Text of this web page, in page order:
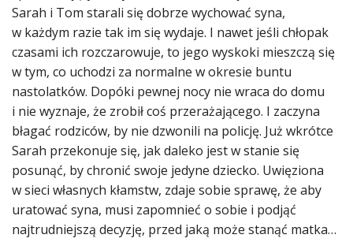
Sarah i Tom starali się dobrze wychować syna,
w każdym razie tak im się wydaje. I nawet jeśli chłopak
czasami ich rozczarowuje, to jego wyskoki mieszczą się
w tym, co uchodzi za normalne w okresie buntu
nastolatków. Dopóki pewnej nocy nie wraca do domu
i nie wyznaje, że zrobił coś przerażającego. I zaczyna
błagać rodziców, by nie dzwonili na policję. Już wkrótce
Sarah przekonuje się, jak daleko jest w stanie się
posunąć, by chronić swoje jedyne dziecko. Uwięziona
w sieci własnych kłamstw, zdaje sobie sprawę, że aby
uratować syna, musi zapomnieć o sobie i podjąć
najtrudniejszą decyzję, przed jaką może stanąć matka…